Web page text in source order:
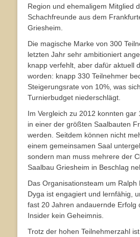
Region und ehemaligem Mitglied
Schachfreunde aus dem
Griesheim.
Die magische Marke von 300
letzten Jahr sehr ambitioniert
knapp verfehlt, aber dafür aktuell
worden: knapp 330 Teilnehmer
Steigerungsrate von 10%, was
Turnierbudget niederschlägt.
Im Vergleich zu 2012 konnten gar
in einer der größten Saalbauten
werden. Seitdem können nicht
einem gemeinsamen Saal
sondern man muss mehrere der
Saalbau Griesheim in Beschlag
Das Organisationsteam um Ralph
Dyga ist engagiert und lernfähig,
fast 20 Jahren andauernde Erfolg
Insider kein Geheimnis.
Trotz der hohen Teilnehmerzahl